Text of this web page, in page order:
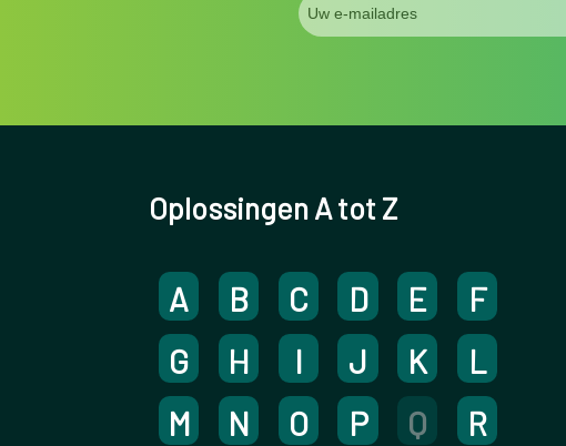
Oplossingen A tot Z
A B C D E
F
G
H I J K
L
M
N O P Q
R